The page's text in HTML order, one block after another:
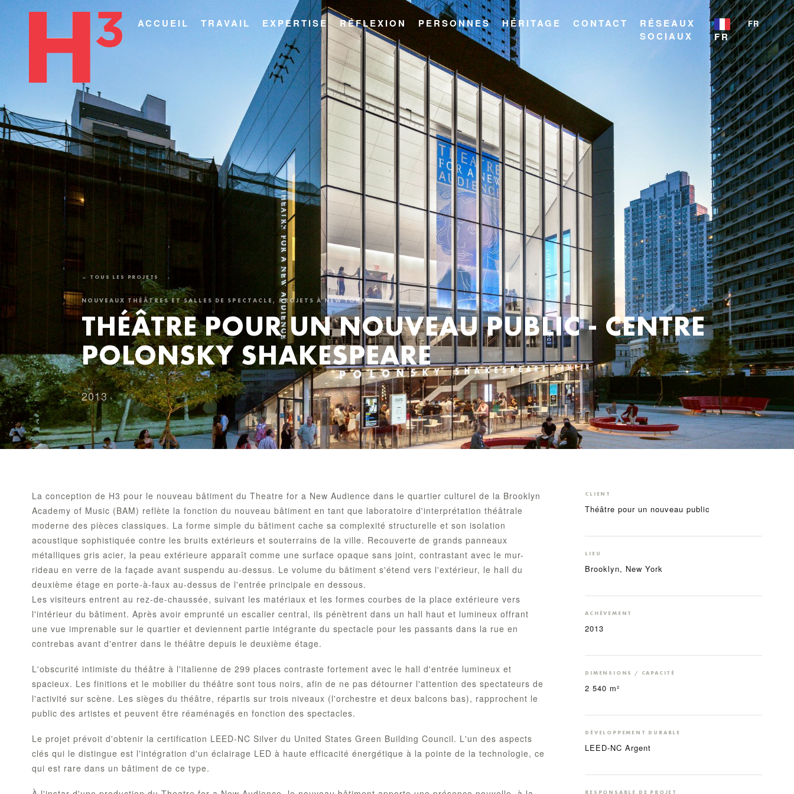
ACCUEIL TRAVAIL EXPERTISE RÉFLEXION PERSONNES HÉRITAGE CONTACT
RÉSEAUX
SOCIAUX
FR
FR
← TOUS LES PROJETS
NOUVEAUX THÉÂTRES ET SALLES DE SPECTACLE, PROJETS À NEW YORK
THÉÂTRE POUR UN NOUVEAU PUBLIC - CENTRE
POLONSKY SHAKESPEARE
2013
La conception de H3 pour le nouveau bâtiment du Theatre for a New Audience dans le quartier culturel de la Brooklyn
Academy of Music (BAM) reflète la fonction du nouveau bâtiment en tant que laboratoire d'interprétation théâtrale
moderne des pièces classiques. La forme simple du bâtiment cache sa complexité structurelle et son isolation
acoustique sophistiquée contre les bruits extérieurs et souterrains de la ville. Recouverte de grands panneaux
métalliques gris acier, la peau extérieure apparaît comme une surface opaque sans joint, contrastant avec le mur-
rideau en verre de la façade avant suspendu au-dessus. Le volume du bâtiment s'étend vers l'extérieur, le hall du
deuxième étage en porte-à-faux au-dessus de l'entrée principale en dessous.
Les visiteurs entrent au rez-de-chaussée, suivant les matériaux et les formes courbes de la place extérieure vers
l'intérieur du bâtiment. Après avoir emprunté un escalier central, ils pénètrent dans un hall haut et lumineux offrant
une vue imprenable sur le quartier et deviennent partie intégrante du spectacle pour les passants dans la rue en
contrebas avant d'entrer dans le théâtre depuis le deuxième étage.
L'obscurité intimiste du théâtre à l'italienne de 299 places contraste fortement avec le hall d'entrée lumineux et
spacieux. Les finitions et le mobilier du théâtre sont tous noirs, afin de ne pas détourner l'attention des spectateurs de
l'activité sur scène. Les sièges du théâtre, répartis sur trois niveaux (l'orchestre et deux balcons bas), rapprochent le
public des artistes et peuvent être réaménagés en fonction des spectacles.
Le projet prévoit d'obtenir la certification LEED-NC Silver du United States Green Building Council. L'un des aspects
clés qui le distingue est l'intégration d'un éclairage LED à haute efficacité énergétique à la pointe de la technologie, ce
qui est rare dans un bâtiment de ce type.
CLIENT
Théâtre pour un nouveau public
LIEU
Brooklyn, New York
ACHÈVEMENT
2013
DIMENSIONS / CAPACITÉ
2 540 m²
DÉVELOPPEMENT DURABLE
LEED-NC Argent
RESPONSABLE DE PROJET